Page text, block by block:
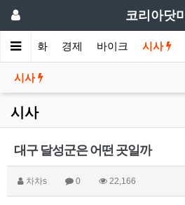
코리아닷미
인 영화 경제 바이크 시사
시사
시사
대구 달성군은 어떤 곳일까
차차s 0 22,166